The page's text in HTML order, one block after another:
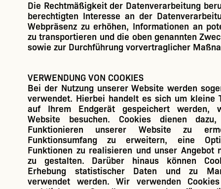
Die Rechtmäßigkeit der Datenverarbeitung
berechtigten Interesse an der
Webpräsenz zu erhöhen, Informationen an
zu transportieren und die oben genannten
sowie zur Durchführung vorvertraglicher
VERWENDUNG VON COOKIES
Bei der Nutzung unserer Website werden
verwendet. Hierbei handelt es sich um kleine
auf Ihrem Endgerät gespeichert werden,
Website besuchen. Cookies dienen
Funktionieren unserer Website zu
Funktionsumfang zu erweitern, eine
Funktionen zu realisieren und unser Angebot
zu gestalten. Darüber hinaus können
Erhebung statistischer Daten und zu
verwendet werden. Wir verwenden